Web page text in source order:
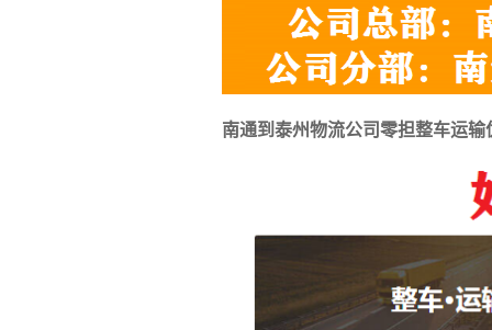
南通到泰州物流公司零担整车运输